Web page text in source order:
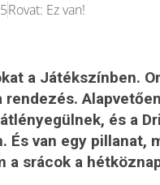
Rovat: Ez van!
a Játékszínben.
és a
És van egy pillanat,
a srácok a